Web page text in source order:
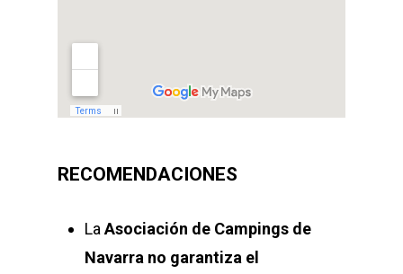
RECOMENDACIONES
La Asociación de Campings de
Navarra no garantiza el